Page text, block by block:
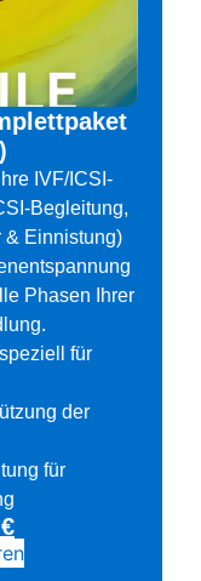
IVF/ICSI-
Begleitung,
& Einnistung)
Phasen Ihrer
für
der
für
€